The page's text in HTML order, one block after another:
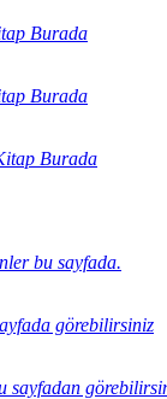
Burada
Burada
Burada
bu sayfada.
görebilirsiniz
sayfadan